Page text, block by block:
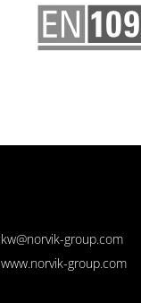
kw@norvik-group.com
www.norvik-group.com